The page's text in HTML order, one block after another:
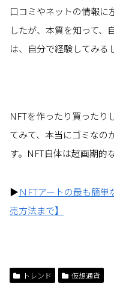
口コミやネットの情報に
したが、本質を知って、
は、自分で経験してみる
NFTを作ったり買ったり
てみて、本当にゴミなの
す。NFT自体は超画期的
▶ＮFTアートの最も簡
売方法まで】
トレンド 仮想通貨